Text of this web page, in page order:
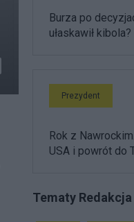
Burza po
ułaskawił
Prezydent
Rok z
USA i powrót do
Tematy Redakcja